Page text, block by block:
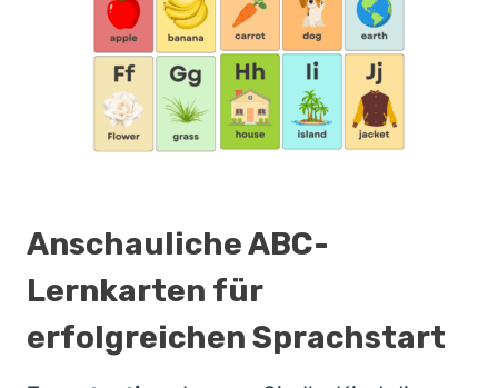
Anschauliche ABC-
Lernkarten für
erfolgreichen Sprachstart